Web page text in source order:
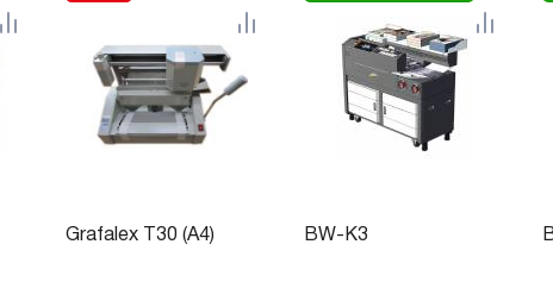
Grafalex T30 (A4) BW-K3